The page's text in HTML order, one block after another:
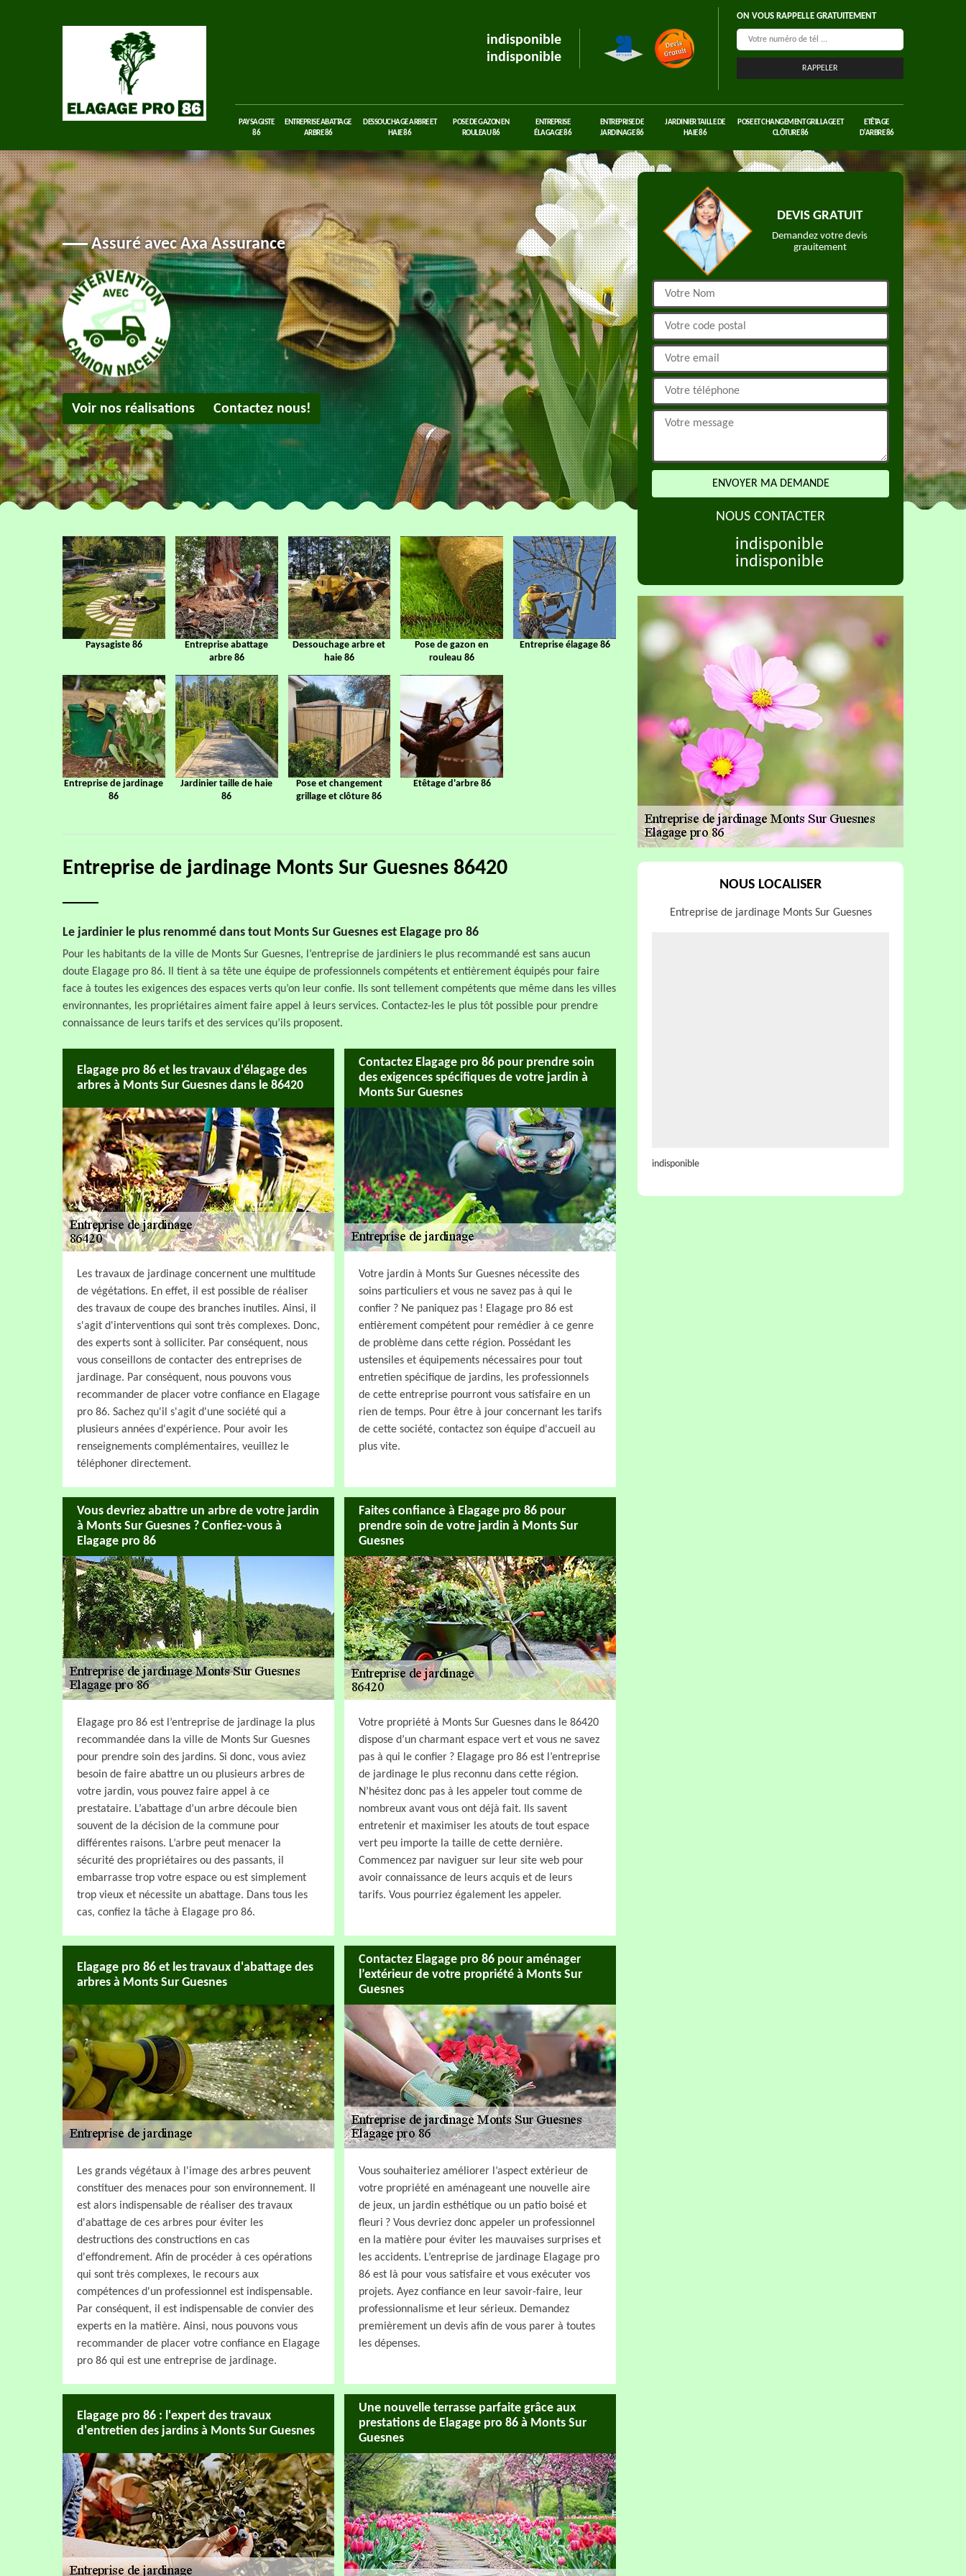
indisponible
indisponible
ON VOUS RAPPELLE GRATUITEMENT
PAYSAGISTE
86
ENTREPRISE ABATTAGE
ARBRE 86
DESSOUCHAGE ARBRE ET
HAIE 86
POSE DE GAZON EN
ROULEAU 86
ENTREPRISE
ÉLAGAGE 86
ENTREPRISE DE
JARDINAGE 86
JARDINIER TAILLE DE
HAIE 86
POSE ET CHANGEMENT GRILLAGE ET
CLÔTURE 86
ETÊTAGE
D'ARBRE 86
Assuré avec Axa Assurance
Voir nos réalisations Contactez nous!
Paysagiste 86
Entreprise abattage
arbre 86
Dessouchage arbre et
haie 86
Pose de gazon en
rouleau 86
Entreprise élagage 86
Entreprise de jardinage
86
Jardinier taille de haie
86
Pose et changement
grillage et clôture 86
Etêtage d'arbre 86
Entreprise de jardinage Monts Sur Guesnes 86420
Le jardinier le plus renommé dans tout Monts Sur Guesnes est Elagage pro 86
Pour les habitants de la ville de Monts Sur Guesnes, l’entreprise de jardiniers le plus recommandé est sans aucun
doute Elagage pro 86. Il tient à sa tête une équipe de professionnels compétents et entièrement équipés pour faire
face à toutes les exigences des espaces verts qu’on leur confie. Ils sont tellement compétents que même dans les villes
environnantes, les propriétaires aiment faire appel à leurs services. Contactez-les le plus tôt possible pour prendre
connaissance de leurs tarifs et des services qu’ils proposent.
Elagage pro 86 et les travaux d'élagage des
arbres à Monts Sur Guesnes dans le 86420
Les travaux de jardinage concernent une multitude
de végétations. En effet, il est possible de réaliser
des travaux de coupe des branches inutiles. Ainsi, il
s'agit d'interventions qui sont très complexes. Donc,
des experts sont à solliciter. Par conséquent, nous
vous conseillons de contacter des entreprises de
jardinage. Par conséquent, nous pouvons vous
recommander de placer votre confiance en Elagage
pro 86. Sachez qu'il s'agit d'une société qui a
plusieurs années d'expérience. Pour avoir les
renseignements complémentaires, veuillez le
téléphoner directement.
Contactez Elagage pro 86 pour prendre soin
des exigences spécifiques de votre jardin à
Monts Sur Guesnes
Votre jardin à Monts Sur Guesnes nécessite des
soins particuliers et vous ne savez pas à qui le
confier ? Ne paniquez pas ! Elagage pro 86 est
entièrement compétent pour remédier à ce genre
de problème dans cette région. Possédant les
ustensiles et équipements nécessaires pour tout
entretien spécifique de jardins, les professionnels
de cette entreprise pourront vous satisfaire en un
rien de temps. Pour être à jour concernant les tarifs
de cette société, contactez son équipe d'accueil au
plus vite.
Vous devriez abattre un arbre de votre jardin
à Monts Sur Guesnes ? Confiez-vous à
Elagage pro 86
Elagage pro 86 est l’entreprise de jardinage la plus
recommandée dans la ville de Monts Sur Guesnes
pour prendre soin des jardins. Si donc, vous aviez
besoin de faire abattre un ou plusieurs arbres de
votre jardin, vous pouvez faire appel à ce
prestataire. L’abattage d’un arbre découle bien
souvent de la décision de la commune pour
différentes raisons. L’arbre peut menacer la
sécurité des propriétaires ou des passants, il
embarrasse trop votre espace ou est simplement
trop vieux et nécessite un abattage. Dans tous les
cas, confiez la tâche à Elagage pro 86.
Faites confiance à Elagage pro 86 pour
prendre soin de votre jardin à Monts Sur
Guesnes
Votre propriété à Monts Sur Guesnes dans le 86420
dispose d’un charmant espace vert et vous ne savez
pas à qui le confier ? Elagage pro 86 est l’entreprise
de jardinage le plus reconnu dans cette région.
N’hésitez donc pas à les appeler tout comme de
nombreux avant vous ont déjà fait. Ils savent
entretenir et maximiser les atouts de tout espace
vert peu importe la taille de cette dernière.
Commencez par naviguer sur leur site web pour
avoir connaissance de leurs acquis et de leurs
tarifs. Vous pourriez également les appeler.
Elagage pro 86 et les travaux d'abattage des
arbres à Monts Sur Guesnes
Les grands végétaux à l'image des arbres peuvent
constituer des menaces pour son environnement. Il
est alors indispensable de réaliser des travaux
d'abattage de ces arbres pour éviter les
destructions des constructions en cas
d'effondrement. Afin de procéder à ces opérations
qui sont très complexes, le recours aux
compétences d'un professionnel est indispensable.
Par conséquent, il est indispensable de convier des
experts en la matière. Ainsi, nous pouvons vous
recommander de placer votre confiance en Elagage
pro 86 qui est une entreprise de jardinage.
Contactez Elagage pro 86 pour aménager
l’extérieur de votre propriété à Monts Sur
Guesnes
Vous souhaiteriez améliorer l’aspect extérieur de
votre propriété en aménageant une nouvelle aire
de jeux, un jardin esthétique ou un patio boisé et
fleuri ? Vous devriez donc appeler un professionnel
en la matière pour éviter les mauvaises surprises et
les accidents. L’entreprise de jardinage Elagage pro
86 est là pour vous satisfaire et vous exécuter vos
projets. Ayez confiance en leur savoir-faire, leur
professionnalisme et leur sérieux. Demandez
premièrement un devis afin de vous parer à toutes
les dépenses.
Elagage pro 86 : l'expert des travaux
d'entretien des jardins à Monts Sur Guesnes
Une nouvelle terrasse parfaite grâce aux
prestations de Elagage pro 86 à Monts Sur
Guesnes
DEVIS GRATUIT
Demandez votre devis
grauitement
NOUS CONTACTER
indisponible
indisponible
NOUS LOCALISER
Entreprise de jardinage Monts Sur Guesnes
indisponible